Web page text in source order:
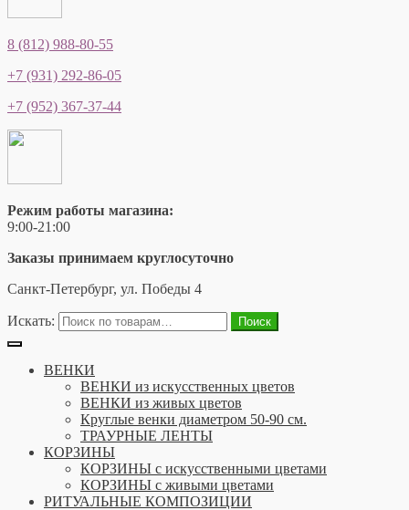
8 (812) 988-80-55
+7 (931) 292-86-05
+7 (952) 367-37-44
Режим работы магазина:
9:00-21:00
Заказы принимаем круглосуточно
Санкт-Петербург, ул. Победы 4
Искать: Поиск
ВЕНКИ
ВЕНКИ из искусственных цветов
ВЕНКИ из живых цветов
Круглые венки диаметром 50-90 см.
ТРАУРНЫЕ ЛЕНТЫ
КОРЗИНЫ
КОРЗИНЫ с искусственными цветами
КОРЗИНЫ с живыми цветами
РИТУАЛЬНЫЕ КОМПОЗИЦИИ